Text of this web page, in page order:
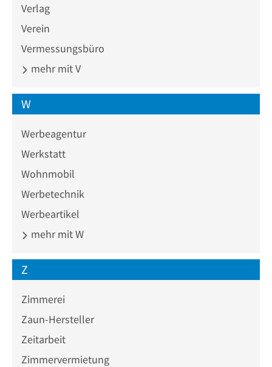
Verlag
Verein
Vermessungsbüro
mehr mit V
W
Werbeagentur
Werkstatt
Wohnmobil
Werbetechnik
Werbeartikel
mehr mit W
Z
Zimmerei
Zaun-Hersteller
Zeitarbeit
Zimmervermietung